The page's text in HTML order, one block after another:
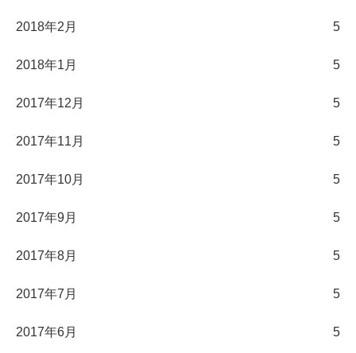
2018年2月 5
2018年1月 5
2017年12月 5
2017年11月 5
2017年10月 5
2017年9月 5
2017年8月 5
2017年7月 5
2017年6月 5